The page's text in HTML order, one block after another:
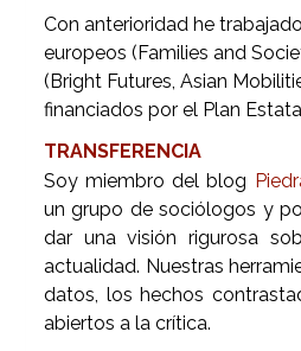
Con anterioridad he
europeos (Families and
(Bright Futures, Asian
financiados por el Plan
TRANSFERENCIA
Soy miembro del blog
un grupo de sociólogos y
dar una visión rigurosa
actualidad. Nuestras
datos, los hechos
abiertos a la crítica.